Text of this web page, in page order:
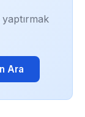
Ara